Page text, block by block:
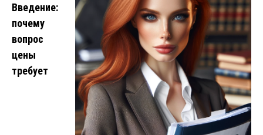
Введение:
почему
вопрос
цены
требует